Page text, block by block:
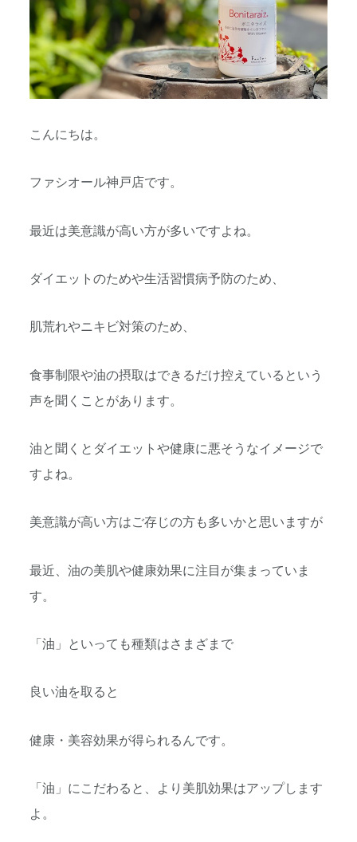
こんにちは。
ファシオール神戸店です。
最近は美意識が高い方が多いですよね。
ダイエットのためや生活習慣病予防のため、
肌荒れやニキビ対策のため、
食事制限や油の摂取はできるだけ控えているという
声を聞くことがあります。
油と聞くとダイエットや健康に悪そうなイメージで
すよね。
美意識が高い方はご存じの方も多いかと思いますが
最近、油の美肌や健康効果に注目が集まっていま
す。
「油」といっても種類はさまざまで
良い油を取ると
健康・美容効果が得られるんです。
「油」にこだわると、より美肌効果はアップします
よ。